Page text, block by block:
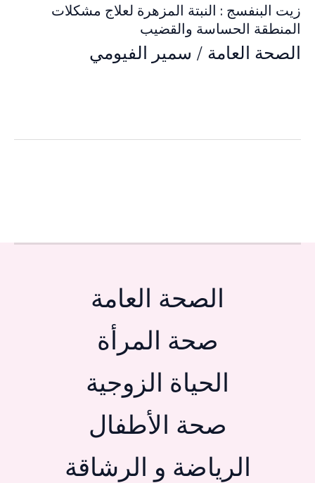
زيت البنفسج : النبتة المزهرة لعلاج مشكلات
المنطقة الحساسة والقضيب
الصحة العامة / سمير الفيومي
الصحة العامة
صحة المرأة
الحياة الزوجية
صحة الأطفال
الرياضة و الرشاقة